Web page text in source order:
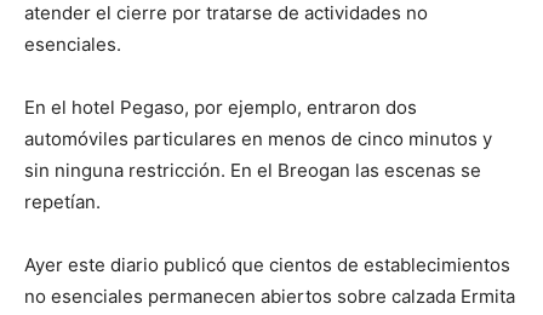
atender el cierre por tratarse de actividades no
esenciales.
En el hotel Pegaso, por ejemplo, entraron dos
automóviles particulares en menos de cinco minutos y
sin ninguna restricción. En el Breogan las escenas se
repetían.
Ayer este diario publicó que cientos de establecimientos
no esenciales permanecen abiertos sobre calzada Ermita